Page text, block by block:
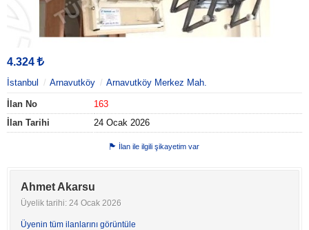
4.324
İstanbul Arnavutköy Arnavutköy Merkez Mah.
İlan No
163
İlan Tarihi
24 Ocak 2026
İlan ile ilgili şikayetim var
Ahmet Akarsu
Üyelik tarihi: 24 Ocak 2026
Üyenin tüm ilanlarını görüntüle